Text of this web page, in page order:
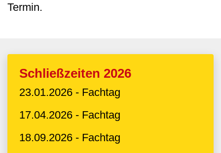
Termin.
Schließzeiten 2026
23.01.2026 - Fachtag
17.04.2026 - Fachtag
18.09.2026 - Fachtag